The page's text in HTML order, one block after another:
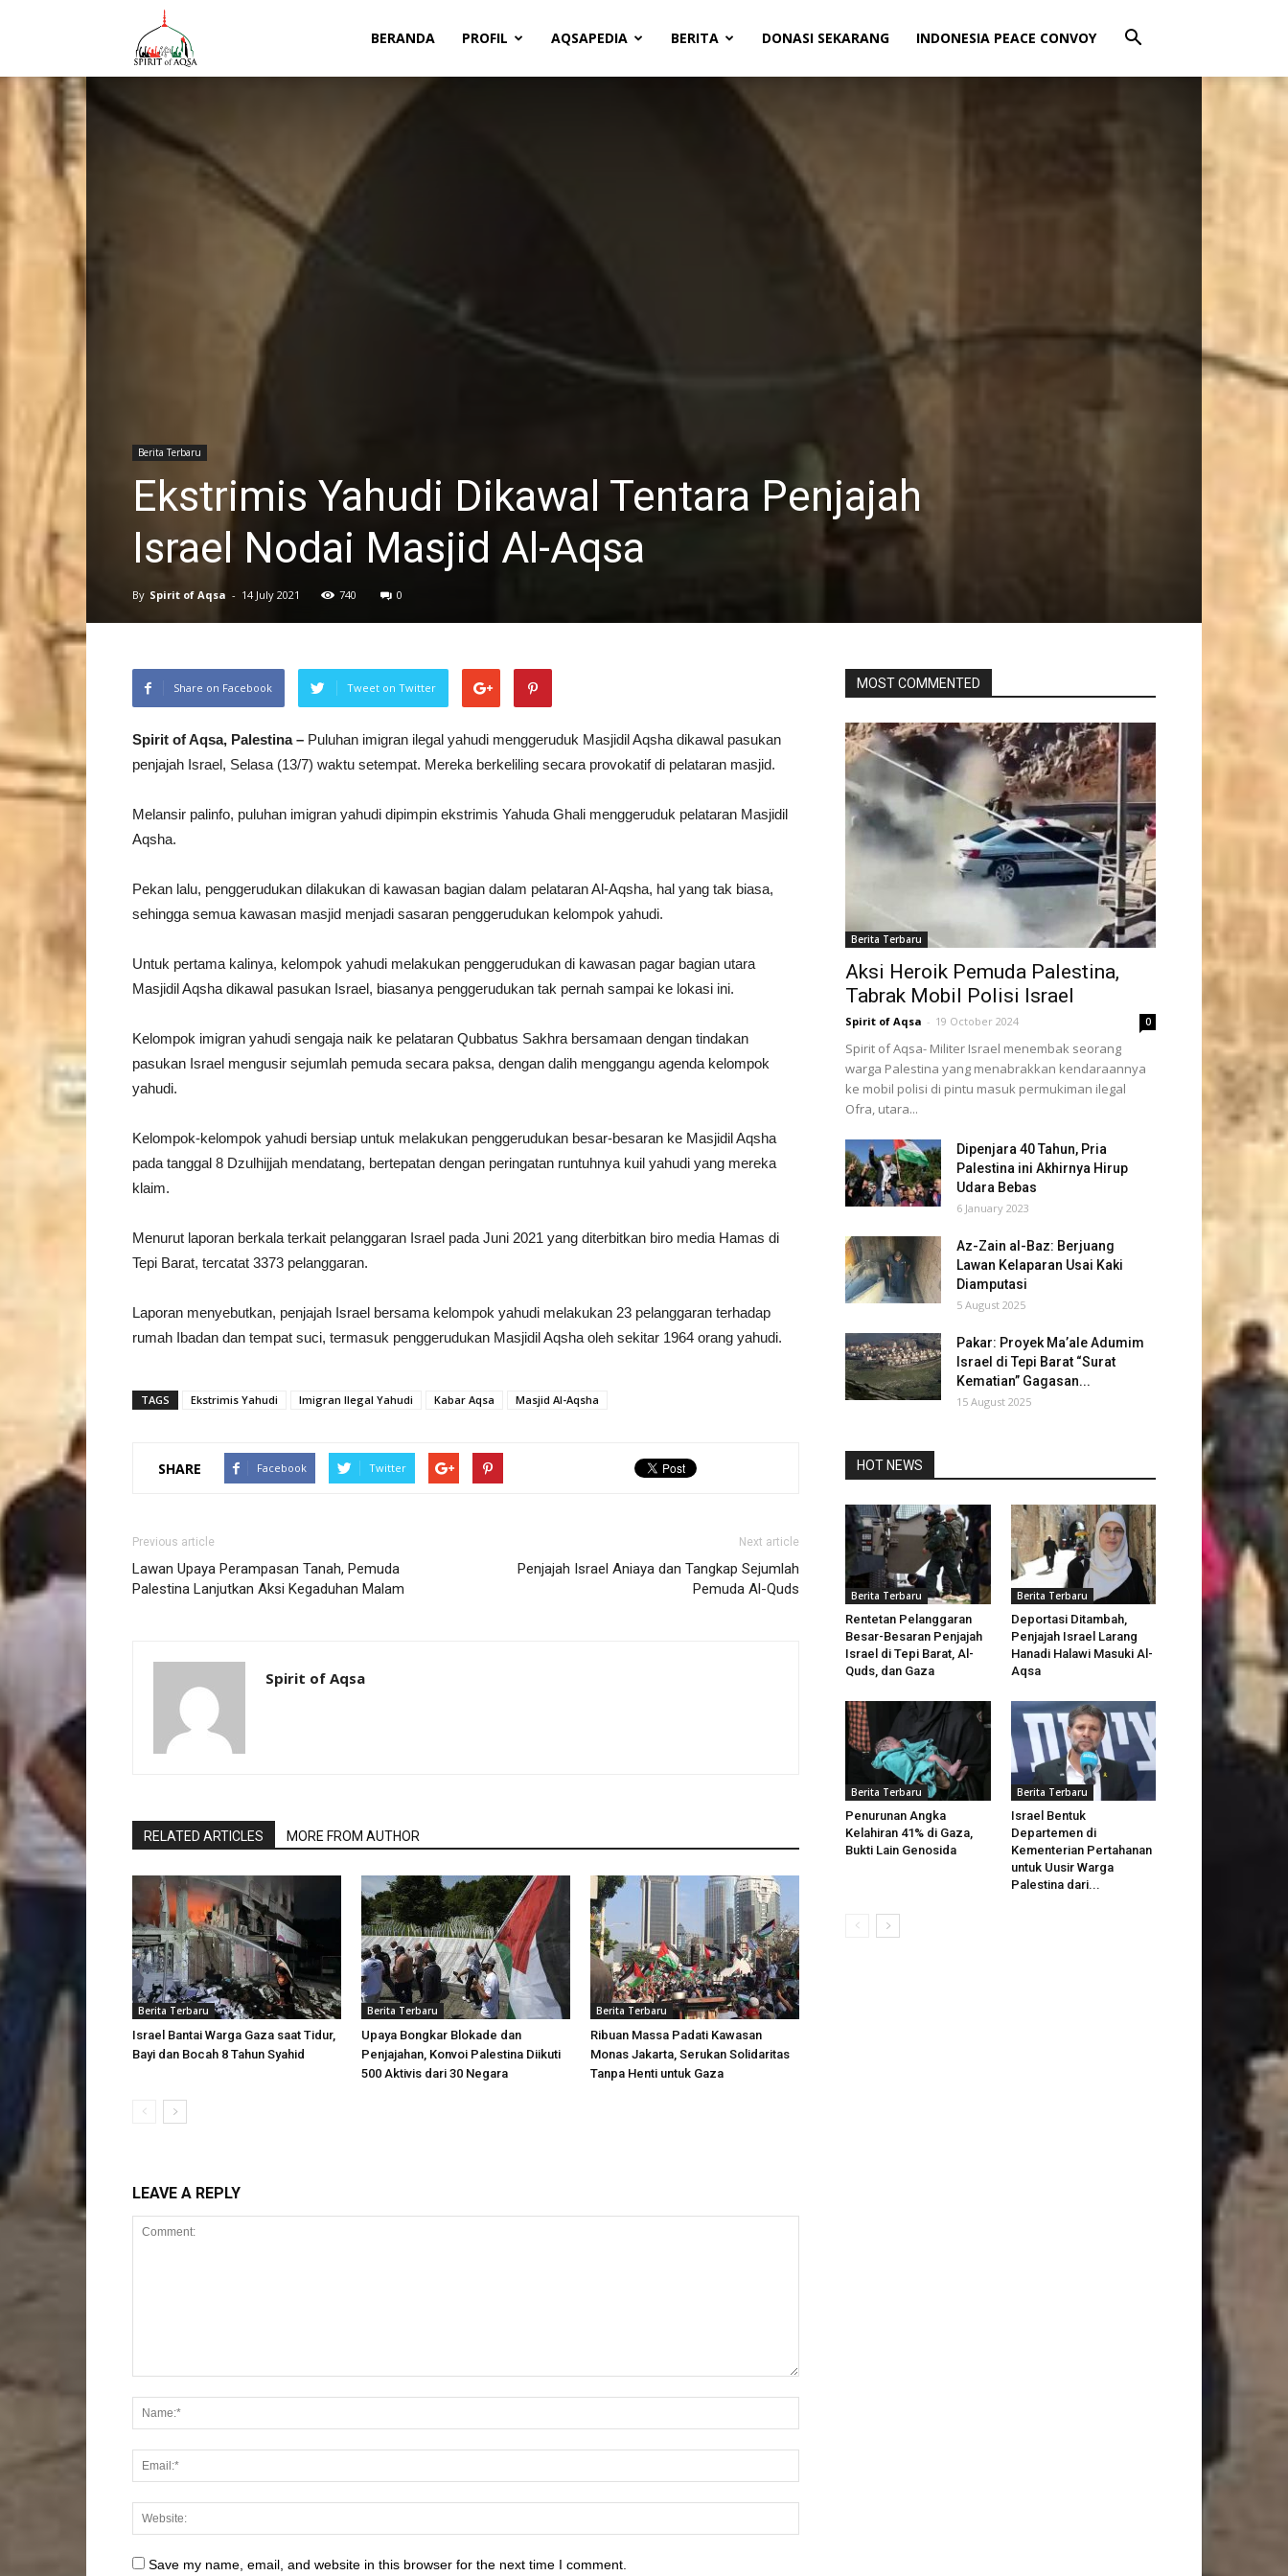
BERANDA PROFIL AQSAPEDIA BERITA DONASI SEKARANG INDONESIA PEACE CONVOY
Berita Terbaru
Ekstrimis Yahudi Dikawal Tentara Penjajah
Israel Nodai Masjid Al-Aqsa
By Spirit of Aqsa - 14 July 2021 740 0
Share on Facebook Tweet on Twitter
Spirit of Aqsa, Palestina – Puluhan imigran ilegal yahudi menggeruduk Masjidil Aqsha dikawal pasukan
penjajah Israel, Selasa (13/7) waktu setempat. Mereka berkeliling secara provokatif di pelataran masjid.
Melansir palinfo, puluhan imigran yahudi dipimpin ekstrimis Yahuda Ghali menggeruduk pelataran Masjidil
Aqsha.
Pekan lalu, penggerudukan dilakukan di kawasan bagian dalam pelataran Al-Aqsha, hal yang tak biasa,
sehingga semua kawasan masjid menjadi sasaran penggerudukan kelompok yahudi.
Untuk pertama kalinya, kelompok yahudi melakukan penggerudukan di kawasan pagar bagian utara
Masjidil Aqsha dikawal pasukan Israel, biasanya penggerudukan tak pernah sampai ke lokasi ini.
Kelompok imigran yahudi sengaja naik ke pelataran Qubbatus Sakhra bersamaan dengan tindakan
pasukan Israel mengusir sejumlah pemuda secara paksa, dengan dalih menggangu agenda kelompok
yahudi.
Kelompok-kelompok yahudi bersiap untuk melakukan penggerudukan besar-besaran ke Masjidil Aqsha
pada tanggal 8 Dzulhijjah mendatang, bertepatan dengan peringatan runtuhnya kuil yahudi yang mereka
klaim.
Menurut laporan berkala terkait pelanggaran Israel pada Juni 2021 yang diterbitkan biro media Hamas di
Tepi Barat, tercatat 3373 pelanggaran.
Laporan menyebutkan, penjajah Israel bersama kelompok yahudi melakukan 23 pelanggaran terhadap
rumah Ibadan dan tempat suci, termasuk penggerudukan Masjidil Aqsha oleh sekitar 1964 orang yahudi.
TAGS Ekstrimis Yahudi Imigran Ilegal Yahudi Kabar Aqsa Masjid Al-Aqsha
SHARE Facebook Twitter
Previous article
Lawan Upaya Perampasan Tanah, Pemuda
Palestina Lanjutkan Aksi Kegaduhan Malam
Next article
Penjajah Israel Aniaya dan Tangkap Sejumlah
Pemuda Al-Quds
Spirit of Aqsa
RELATED ARTICLES MORE FROM AUTHOR
Berita Terbaru
Israel Bantai Warga Gaza saat Tidur,
Bayi dan Bocah 8 Tahun Syahid
Berita Terbaru
Upaya Bongkar Blokade dan
Penjajahan, Konvoi Palestina Diikuti
500 Aktivis dari 30 Negara
Berita Terbaru
Ribuan Massa Padati Kawasan
Monas Jakarta, Serukan Solidaritas
Tanpa Henti untuk Gaza
LEAVE A REPLY
Save my name, email, and website in this browser for the next time I comment.
MOST COMMENTED
Berita Terbaru
Aksi Heroik Pemuda Palestina,
Tabrak Mobil Polisi Israel
Spirit of Aqsa - 19 October 2024 0
Spirit of Aqsa- Militer Israel menembak seorang
warga Palestina yang menabrakkan kendaraannya
ke mobil polisi di pintu masuk permukiman ilegal
Ofra, utara...
Dipenjara 40 Tahun, Pria
Palestina ini Akhirnya Hirup
Udara Bebas
6 January 2023
Az-Zain al-Baz: Berjuang
Lawan Kelaparan Usai Kaki
Diamputasi
5 August 2025
Pakar: Proyek Ma’ale Adumim
Israel di Tepi Barat “Surat
Kematian” Gagasan...
15 August 2025
HOT NEWS
Berita Terbaru
Rentetan Pelanggaran
Besar-Besaran Penjajah
Israel di Tepi Barat, Al-
Quds, dan Gaza
Berita Terbaru
Deportasi Ditambah,
Penjajah Israel Larang
Hanadi Halawi Masuki Al-
Aqsa
Berita Terbaru
Penurunan Angka
Kelahiran 41% di Gaza,
Bukti Lain Genosida
Berita Terbaru
Israel Bentuk
Departemen di
Kementerian Pertahanan
untuk Uusir Warga
Palestina dari...